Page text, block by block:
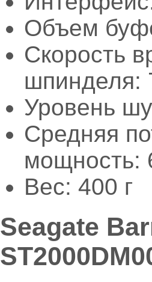
Объем
Скорость
шпинделя:
Уровень
Средняя
мощность:
Вес: 400 г
Seagate